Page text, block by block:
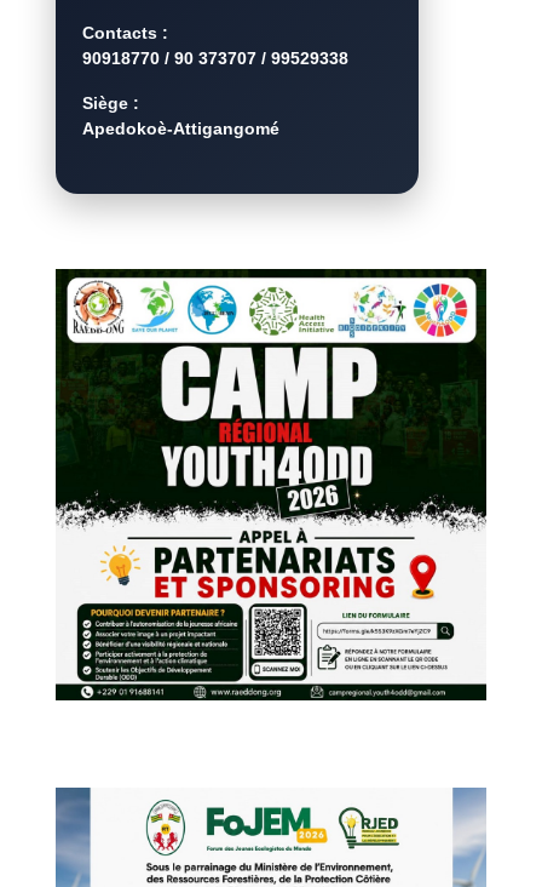
Contacts :
90918770 / 90 373707 / 99529338
Siège :
Apedokoè-Attigangomé